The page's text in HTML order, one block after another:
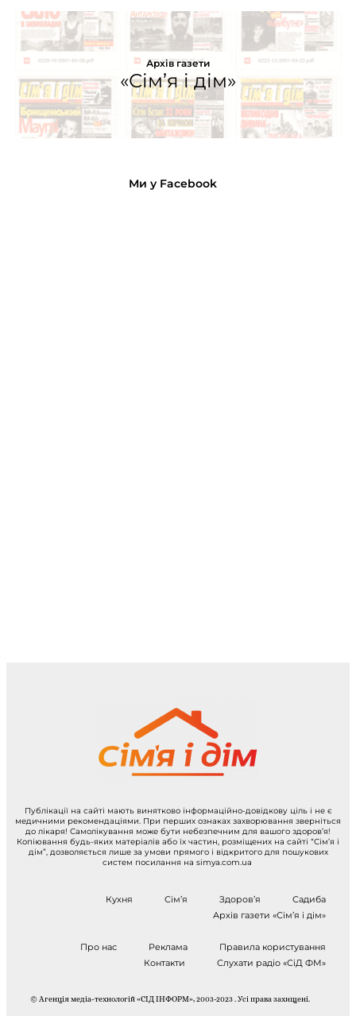
Архів газети
«Сім’я і дім»
Ми у Facebook
Публікації на сайті мають винятково інформаційно-довідкову ціль і не є
медичними рекомендаціями. При перших ознаках захворювання зверніться
до лікаря! Самолікування може бути небезпечним для вашого здоров’я!
Копіювання будь-яких матеріалів або їх частин, розміщених на сайті “Сім’я і
дім”, дозволяється лише за умови прямого і відкритого для пошукових
систем посилання на simya.com.ua
Кухня Сім’я Здоров’я
Садиба
Архів газети «Сім’я і дім»
Про нас Реклама
Правила користування
Контакти
Слухати радіо «СіД ФМ»
© Агенція медіа-технологій «СІД ІНФОРМ», 2003-2023 . Усі права захищені.